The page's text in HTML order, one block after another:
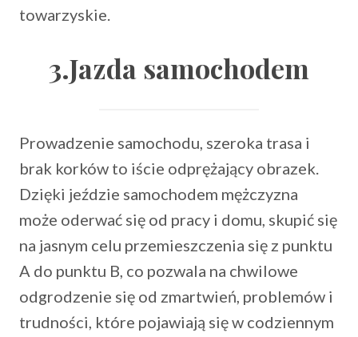
towarzyskie.
3.Jazda samochodem
Prowadzenie samochodu, szeroka trasa i
brak korków to iście odprężający obrazek.
Dzięki jeździe samochodem mężczyzna
może oderwać się od pracy i domu, skupić się
na jasnym celu przemieszczenia się z punktu
A do punktu B, co pozwala na chwilowe
odgrodzenie się od zmartwień, problemów i
trudności, które pojawiają się w codziennym